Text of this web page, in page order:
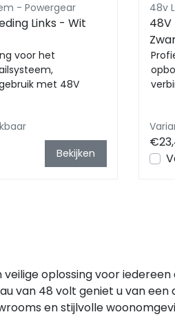
- Powergear
Links - Wit
voor het
met 48V
Bekijken
48v
48V
oplossing voor
van 48 volt geniet u van
en stijlvolle